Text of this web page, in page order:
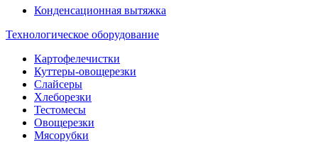
Конденсационная вытяжка
Технологическое оборудование
Картофелечистки
Куттеры-овощерезки
Слайсеры
Хлеборезки
Тестомесы
Овощерезки
Мясорубки